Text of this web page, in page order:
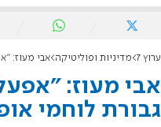
ערוץ 7 מדיניות ופוליטיקה אבי מעוז: "אפעל
אבי מעוז:
גבורת לוחמי